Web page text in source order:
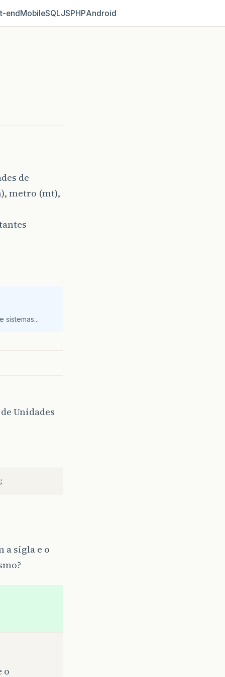
MobileSQLJSPHPAndroid
de
metro (mt),
sistemas...
de Unidades
a sigla e o
o